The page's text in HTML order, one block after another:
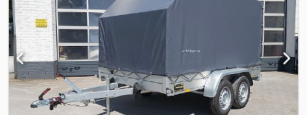
Zubehör auf Lager unverbindliches Beispiel: Deckelanhänger
GTB 1200 VT2 251x126x118 cm 1200 kg gebremst Tieflader Einachs
V Fahrgestell, Aufbau erhöhte Alubordwände inkl. Zurrsystem mit
Ringösen, Deckel abschließbar mit Reling und Hebehilfe,
Heckrampe abschließbar abnehmbar, Stützrad, Heckstützen.....
Gesamthöhe 190cm Telefonische Bestellung zu unseren
Öffnungszeiten MO. - FR. 08. 00 - 12. 30 UHR Crsdpfx Ajzq E N
Aeb Hjf 14. 00 - 18. 00 UHR oder rund um die Uhr über unseren